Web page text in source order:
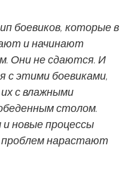
боевиков, которые в
и начинают
Они не сдаются. И
с этими боевиками,
с влажными
столом.
новые процессы
проблем нарастают